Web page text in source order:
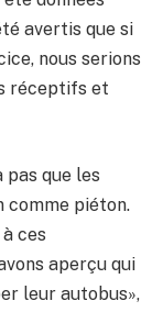
avertis que si
nous serions
réceptifs et
pas que les
comme piéton.
ces
aperçu qui
leur autobus»,